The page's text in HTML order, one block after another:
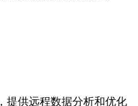
提供远程数据分析和优化